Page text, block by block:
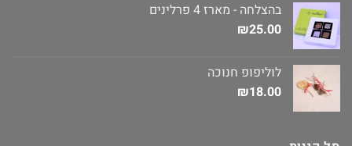
בהצלחה - מארז 4 פרלינים
₪25.00
לוליפופ חנוכה
₪18.00